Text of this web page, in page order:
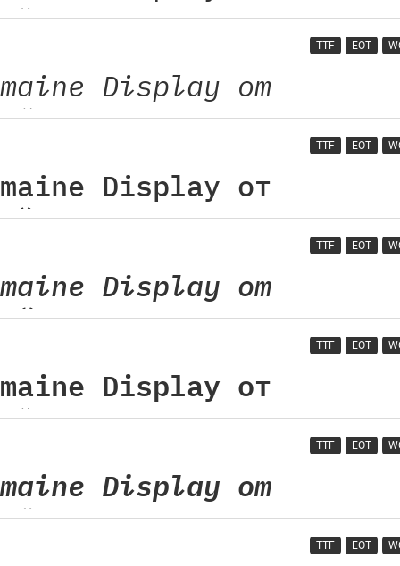
TTF EOT
TTF EOT
TTF EOT
TTF EOT
TTF EOT
TTF EOT